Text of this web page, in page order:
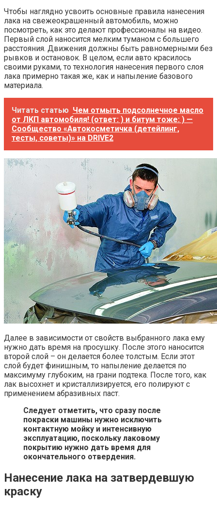
Чтобы наглядно усвоить основные правила нанесения
лака на свежеокрашенный автомобиль, можно
посмотреть, как это делают профессионалы на видео.
Первый слой наносится мелким туманом с большего
расстояния. Движения должны быть равномерными без
рывков и остановок. В целом, если авто красилось
своими руками, то технология нанесения первого слоя
лака примерно такая же, как и напыление базового
материала.
Читать статью Чем отмыть подсолнечное масло
от ЛКП автомобиля! (ответ: ) и битум тоже: ) —
Сообщество «Автокосметичка (детейлинг,
тесты, советы)» на DRIVE2
Далее в зависимости от свойств выбранного лака ему
нужно дать время на просушку. После этого наносится
второй слой – он делается более толстым. Если этот
слой будет финишным, то напыление делается по
максимуму глубоким, на грани подтека. После того, как
лак высохнет и кристаллизируется, его полируют с
применением абразивных паст.
Следует отметить, что сразу после
покраски машины нужно исключить
контактную мойку и интенсивную
эксплуатацию, поскольку лаковому
покрытию нужно дать время для
окончательного отвердения.
Нанесение лака на затвердевшую
краску